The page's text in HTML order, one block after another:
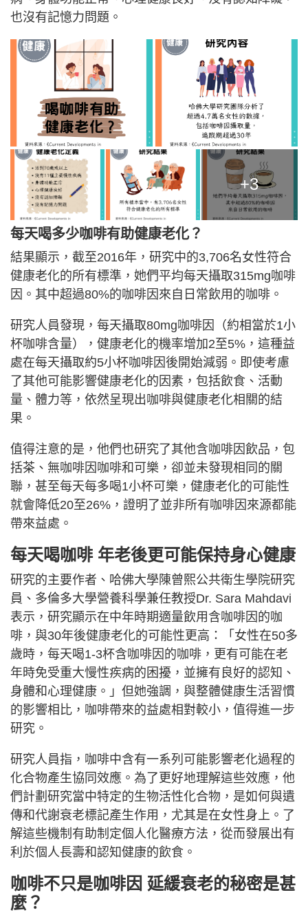
也沒有記憶力問題。
+3
每天喝多少咖啡有助健康老化？
結果顯示，截至2016年，研究中的3,706名女性符合
健康老化的所有標準，她們平均每天攝取315mg咖啡
因。其中超過80%的咖啡因來自日常飲用的咖啡。
研究人員發現，每天攝取80mg咖啡因（約相當於1小
杯咖啡含量），健康老化的機率增加2至5%，這種益
處在每天攝取約5小杯咖啡因後開始減弱。即使考慮
了其他可能影響健康老化的因素，包括飲食、活動
量、體力等，依然呈現出咖啡與健康老化相關的結
果。
值得注意的是，他們也研究了其他含咖啡因飲品，包
括茶、無咖啡因咖啡和可樂，卻並未發現相同的關
聯，甚至每天每多喝1小杯可樂，健康老化的可能性
就會降低20至26%，證明了並非所有咖啡因來源都能
帶來益處。
每天喝咖啡 年老後更可能保持身心健康
研究的主要作者、哈佛大學陳曾熙公共衛生學院研究
員、多倫多大學營養科學兼任教授Dr. Sara Mahdavi
表示，研究顯示在中年時期適量飲用含咖啡因的咖
啡，與30年後健康老化的可能性更高：「女性在50多
歲時，每天喝1-3杯含咖啡因的咖啡，更有可能在老
年時免受重大慢性疾病的困擾，並擁有良好的認知、
身體和心理健康。」但她強調，與整體健康生活習慣
的影響相比，咖啡帶來的益處相對較小，值得進一步
研究。
研究人員指，咖啡中含有一系列可能影響老化過程的
化合物產生協同效應。為了更好地理解這些效應，他
們計劃研究當中特定的生物活性化合物，是如何與遺
傳和代謝衰老標記產生作用，尤其是在女性身上。了
解這些機制有助制定個人化醫療方法，從而發展出有
利於個人長壽和認知健康的飲食。
咖啡不只是咖啡因 延緩衰老的秘密是甚
麼？